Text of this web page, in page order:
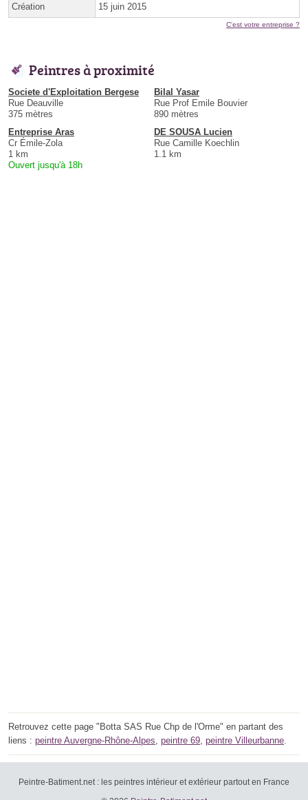
Création 15 juin 2015
C'est votre entreprise ?
Peintres à proximité
Societe d'Exploitation Bergese
Rue Deauville
375 mètres
Bilal Yasar
Rue Prof Emile Bouvier
890 mètres
Entreprise Aras
Cr Émile-Zola
1 km
Ouvert jusqu'à 18h
DE SOUSA Lucien
Rue Camille Koechlin
1.1 km
Retrouvez cette page "Botta SAS Rue Chp de l'Orme" en partant des
liens : peintre Auvergne-Rhône-Alpes, peintre 69, peintre Villeurbanne.
Peintre-Batiment.net : les peintres intérieur et extérieur partout en France